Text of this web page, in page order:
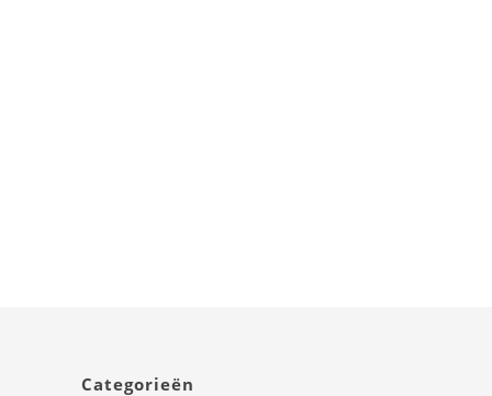
Categorieën